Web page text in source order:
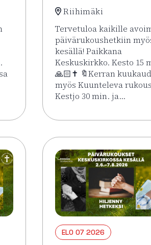
rukoushetket Riihimäen
Riihimäki
Tervetuloa kaikille
päivärukoushetkiin
kesällä! Paikkana
Keskuskirkko. Kesto 15
🙏🏻✝️ 🔖Kerran
myös Kuunteleva
Kestjo 30 min. ja…
Lue lisää tapahtumasta
ELO 07 2026